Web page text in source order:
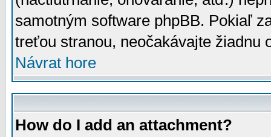
samotným software phpBB. Pokiaľ
treťou stranou, neočakávajte žiadnu
Návrat hore
How do I add an attachment?